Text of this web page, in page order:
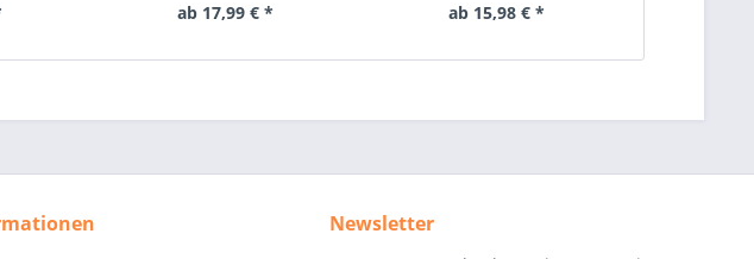
ab 17,99 € * ab 15,98 € *
Newsletter